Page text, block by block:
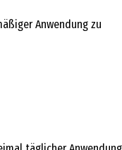
Anwendung zu